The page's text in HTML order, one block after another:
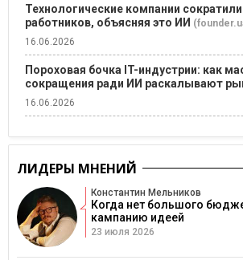
Технологические компании
работников, объясняя это ИИ
16.06.2026
Пороховая бочка IT-индустрии: как
сокращения ради ИИ раскалывают
16.06.2026
ЛИДЕРЫ МНЕНИЙ
Константин Мельников
Когда нет большого
кампанию идеей
23 июля 2026